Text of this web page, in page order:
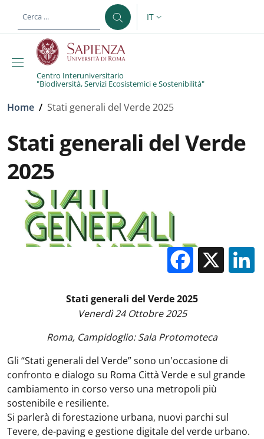
al contenuto principale
SELETTORE LINGUA:
IT
Centro Interuniversitario
"Biodiversità, Servizi Ecosistemici e Sostenibilità"
Briciole di pane
Home / Stati generali del Verde 2025
Stati generali del Verde
2025
X
Stati generali del Verde 2025
Venerdì 24 Ottobre 2025
Roma, Campidoglio: Sala Protomoteca
Gli “Stati generali del Verde” sono un'occasione di
confronto e dialogo su Roma Città Verde e sul grande
cambiamento in corso verso una metropoli più
sostenibile e resiliente.
Si parlerà di forestazione urbana, nuovi parchi sul
Tevere, de-paving e gestione digitale del verde urbano.